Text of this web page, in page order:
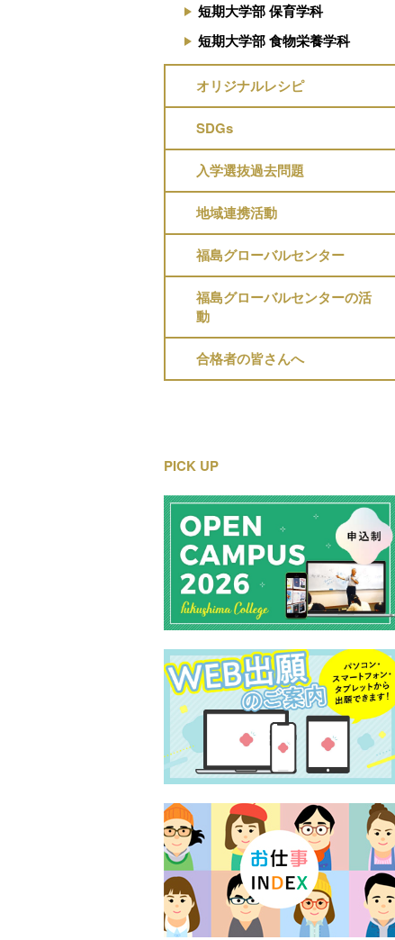
短期大学部 保育学科
短期大学部 食物栄養学科
オリジナルレシピ
SDGs
入学選抜過去問題
地域連携活動
福島グローバルセンター
福島グローバルセンターの活
動
合格者の皆さんへ
PICK UP